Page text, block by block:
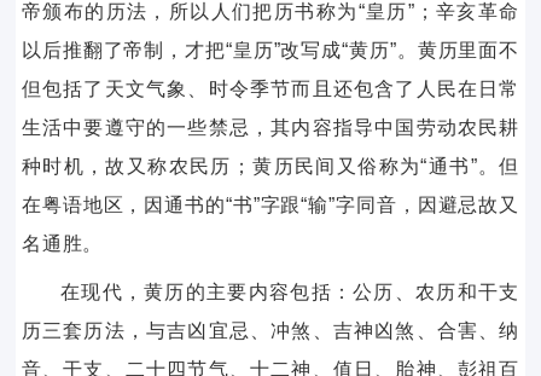
帝颁布的历法，所以人们把历书称为“皇历”；辛亥革命
以后推翻了帝制，才把“皇历”改写成“黄历”。黄历里面不
但包括了天文气象、时令季节而且还包含了人民在日常
生活中要遵守的一些禁忌，其内容指导中国劳动农民耕
种时机，故又称农民历；黄历民间又俗称为“通书”。但
在粤语地区，因通书的“书”字跟“输”字同音，因避忌故又
名通胜。
在现代，黄历的主要内容包括：公历、农历和干支
历三套历法，与吉凶宜忌、冲煞、吉神凶煞、合害、纳
音、干支、二十四节气、十二神、值日、胎神、彭祖百